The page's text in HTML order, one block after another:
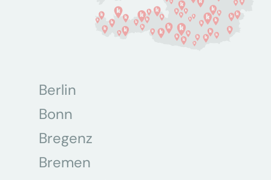
Berlin
Bonn
Bregenz
Bremen